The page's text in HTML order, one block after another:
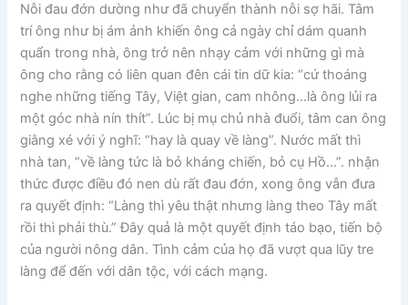
Nỗi đau đớn dường như đã chuyển thành nỗi sợ hãi. Tâm
trí ông như bị ám ảnh khiến ông cả ngày chỉ dám quanh
quẩn trong nhà, ông trở nên nhạy cảm với những gì mà
ông cho rằng có liên quan đên cái tin dữ kia: “cứ thoáng
nghe những tiếng Tây, Việt gian, cam nhông…là ông lủi ra
một góc nhà nín thít”. Lúc bị mụ chủ nhà đuổi, tâm can ông
giằng xé với ý nghĩ: “hay là quay về làng”. Nước mất thì
nhà tan, “về làng tức là bỏ kháng chiến, bỏ cụ Hồ…”. nhận
thức được điều đó nen dù rất đau đớn, xong ông vẫn đưa
ra quyết định: “Làng thì yêu thật nhưng làng theo Tây mất
rồi thì phải thù.” Đây quả là một quyết định táo bạo, tiến bộ
của người nông dân. Tình cảm của họ đã vượt qua lũy tre
làng để đến với dân tộc, với cách mạng.